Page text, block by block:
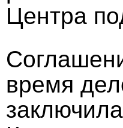
Центра
время